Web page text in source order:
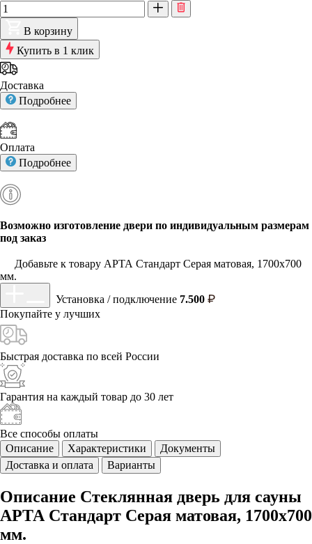
В корзину
Купить в 1 клик
Доставка
Подробнее
Оплата
Подробнее
Возможно изготовление двери по индивидуальным размерам
под заказ
Добавьте к товару АРТА Стандарт Серая матовая, 1700х700
мм.
Установка / подключение 7.500
Покупайте у лучших
Быстрая доставка по всей России
Гарантия на каждый товар до 30 лет
Все способы оплаты
Описание
Характеристики
Документы
Доставка и оплата
Варианты
Описание Стеклянная дверь для сауны
АРТА Стандарт Серая матовая, 1700х700
мм.